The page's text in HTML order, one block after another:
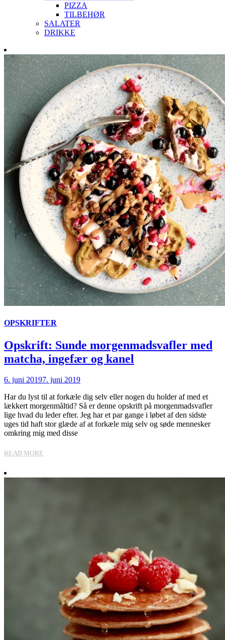
PIZZA
TILBEHØR
SALATER
DRIKKE
Skip
to
content
OPSKRIFTER
Opskrift: Sunde morgenmadsvafler med
matcha, ingefær og kanel
6. juni 20197. juni 2019
Har du lyst til at forkæle dig selv eller nogen du holder af med et
lækkert morgenmåltid? Så er denne opskrift på morgenmadsvafler
lige hvad du leder efter. Jeg har et par gange i løbet af den sidste
uges tid haft stor glæde af at forkæle mig selv og søde mennesker
omkring mig med disse
READ MORE